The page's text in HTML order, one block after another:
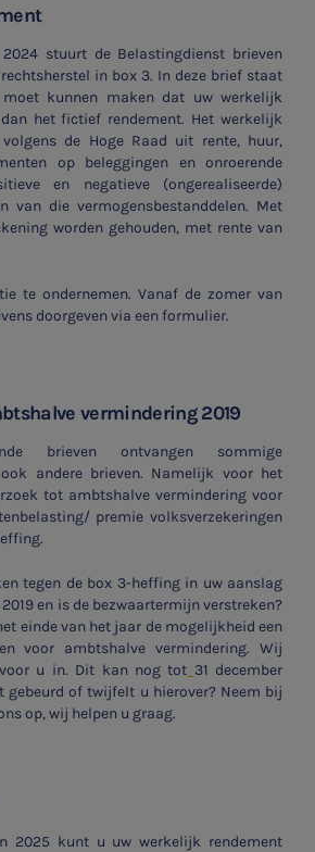
stuurt de Belastingdienst brieven
in box 3. In deze brief staat
kunnen maken dat uw werkelijk
het fictief rendement. Het werkelijk
de Hoge Raad uit rente, huur,
op beleggingen en onroerende
en negatieve (ongerealiseerde)
van die vermogensbestanddelen. Met
worden gehouden, met rente van
te ondernemen. Vanaf de zomer van
doorgeven via een formulier.
vermindering 2019
brieven ontvangen sommige
andere brieven. Namelijk voor het
tot ambtshalve vermindering voor
premie volksverzekeringen
tegen de box 3-heffing in uw aanslag
en is de bezwaartermijn verstreken?
einde van het jaar de mogelijkheid een
voor ambtshalve vermindering. Wij
u in. Dit kan nog tot 31 december
gebeurd of twijfelt u hierover? Neem bij
op, wij helpen u graag.
2025 kunt u uw werkelijk rendement